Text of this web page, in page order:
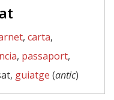
, carta,
, passaport,
guiatge (antic)